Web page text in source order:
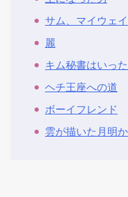
サム、マイウェイ
麗
キム秘書はいっ
ヘチ王座への道
ボーイフレンド
雲が描いた月明